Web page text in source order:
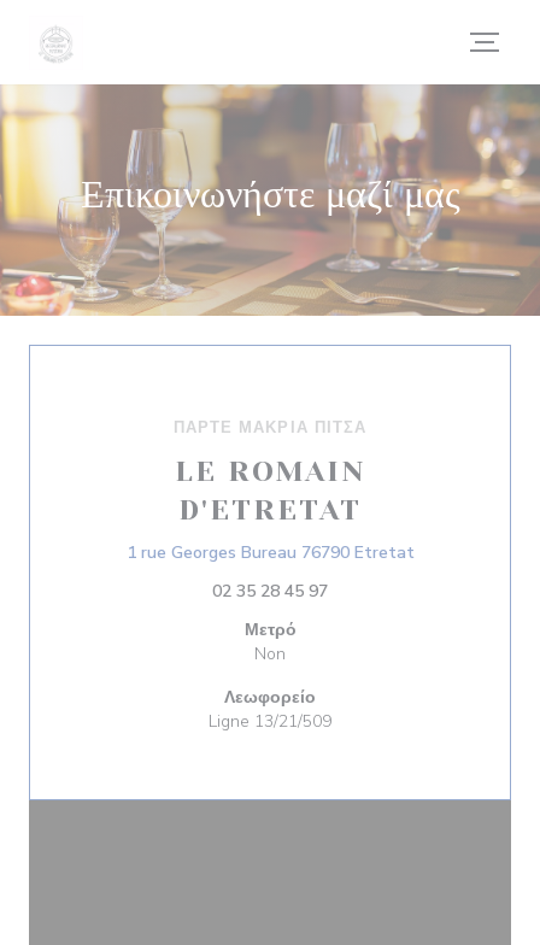
Επικοινωνήστε μαζί μας
ΠΆΡΤΕ ΜΑΚΡΙΆ ΠΊΤΣΑ
LE ROMAIN
D'ETRETAT
1 rue Georges Bureau 76790 Etretat((ανοίγει σε
02 35 28 45 97
Μετρό
Non
Λεωφορείο
Ligne 13/21/509